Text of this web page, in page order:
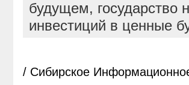
будущем, государство
инвестиций в ценные
/ Сибирское